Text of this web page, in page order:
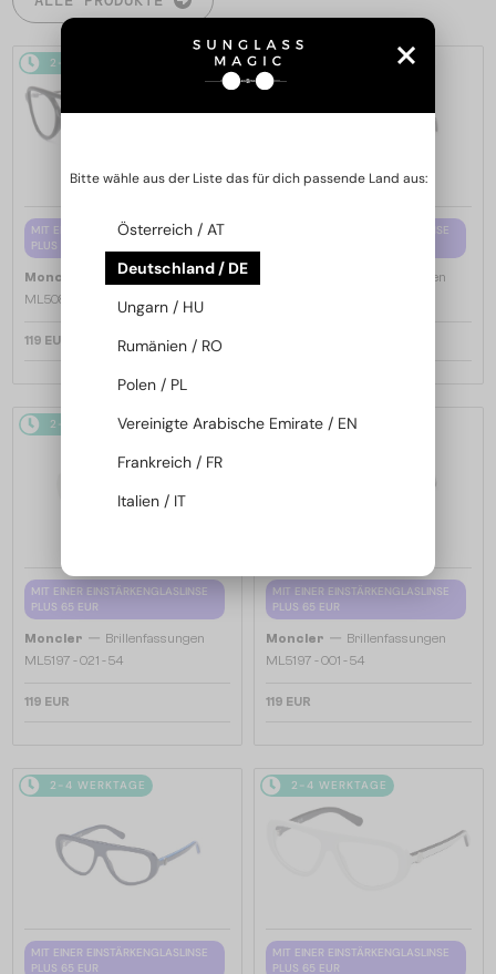
2-4 WERKTAGE
MIT EINER EINSTÄRKENGLASLINSE
PLUS 65 EUR
Moncler
Brillenfassungen
ML5081 - 001 - 56
119 EUR
MIT EINER EINSTÄRKENGLASLINSE
Brillenfassungen
2-4 WERKTAGE
MIT EINER EINSTÄRKENGLASLINSE
PLUS 65 EUR
Moncler — Brillenfassungen
ML5197 - 021 - 54
119 EUR
2-4 WERKTAGE
MIT EINER EINSTÄRKENGLASLINSE
PLUS 65 EUR
Moncler — Brillenfassungen
ML5197 - 001 - 54
119 EUR
2-4 WERKTAGE
MIT EINER EINSTÄRKENGLASLINSE
PLUS 65 EUR
2-4 WERKTAGE
MIT EINER EINSTÄRKENGLASLINSE
PLUS 65 EUR
Bitte wähle aus der Liste das für dich passende Land aus:
Österreich / AT
Deutschland / DE
Ungarn / HU
Rumänien / RO
Polen / PL
Vereinigte Arabische Emirate / EN
Frankreich / FR
Italien / IT